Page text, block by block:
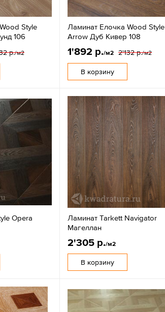
Style
106
р./м2
Ламинат Елочка Wood Style
Arrow Дуб Кивер 108
1'892 р./м2 2'132 р./м2
В корзину
Opera
Ламинат Tarkett Navigator
Mагеллан
2'305 р./м2
В корзину